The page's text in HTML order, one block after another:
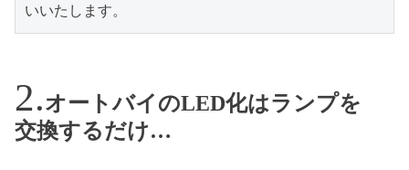
いいたします。
オートバイのLED化はランプを
交換するだけ…